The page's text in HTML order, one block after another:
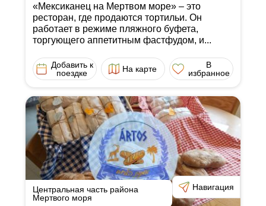
«Мексиканец на Мертвом море» ‒ это
ресторан, где продаются тортильи. Он
работает в режиме пляжного буфета,
торгующего аппетитным фастфудом, и...
Добавить к
поездке
На карте
В
избранное
Центральная часть района
Мертвого моря
Навигация